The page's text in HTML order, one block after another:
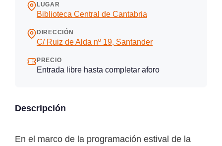
LUGAR
Biblioteca Central de Cantabria
DIRECCIÓN
C/ Ruiz de Alda nº 19, Santander
PRECIO
Entrada libre hasta completar aforo
Descripción
En el marco de la programación estival de la